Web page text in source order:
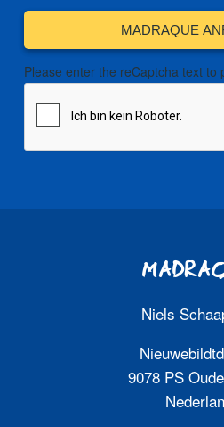
MADRAQUE
Please enter the reCaptcha text to
Niels
9078 PS